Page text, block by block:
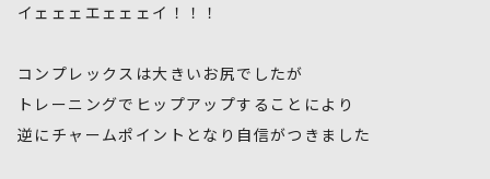
イェェェエェェェイ！！！
コンプレックスは大きいお尻でしたが
トレーニングでヒップアップすることにより
逆にチャームポイントとなり自信がつきました